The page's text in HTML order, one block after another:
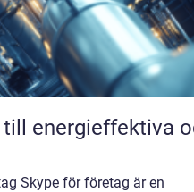
Skype för företag är en